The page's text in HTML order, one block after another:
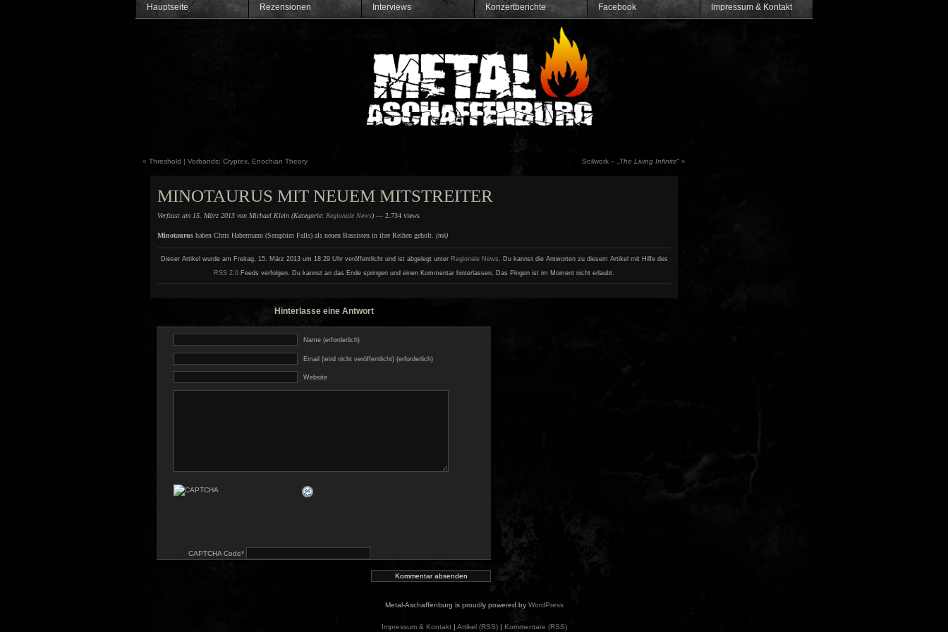
Hauptseite Rezensionen Interviews Konzertberichte Facebook Impressum & Kontakt
« Threshold | Vorbands: Cryptex, Enochian Theory Soilwork – „ The Living Infinite“ »
MINOTAURUS MIT NEUEM MITSTREITER
Verfasst am 15. März 2013 von Michael Klein (Kategorie: Regionale News) — 2.734 views
Minotaurus haben Chris Habermann (Seraphim Falls) als neuen Bassisten in ihre Reihen geholt. (mk)
Dieser Artikel wurde am Freitag, 15. März 2013 um 18:29 Uhr veröffentlicht und ist abgelegt unter Regionale News. Du kannst die Antworten zu diesem Artikel mit Hilfe des
RSS 2.0 Feeds verfolgen. Du kannst an das Ende springen und einen Kommentar hinterlassen. Das Pingen ist im Moment nicht erlaubt.
Hinterlasse eine Antwort
Name (erforderlich)
Email (wird nicht veröffentlicht) (erforderlich)
Website
CAPTCHA Code*
Metal-Aschaffenburg is proudly powered by WordPress
Impressum & Kontakt| Artikel (RSS)| Kommentare (RSS)